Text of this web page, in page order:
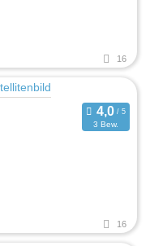
16
3 Bew.
16